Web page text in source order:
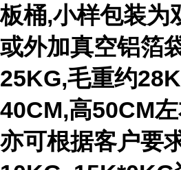
板桶,小样包装为
或外加真空铝箔
25KG,毛重约
40CM,高50CM
亦可根据客户要